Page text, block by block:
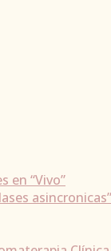
en “Vivo”
asincronicas”